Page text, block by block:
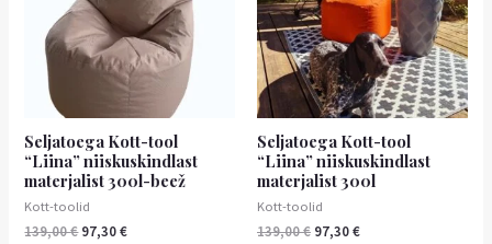
Seljatoega Kott-tool
“Liina” niiskuskindlast
materjalist 300l-beež
Kott-toolid
139,00€ 97,30€
Seljatoega Kott-tool
“Liina” niiskuskindlast
materjalist 300l
Kott-toolid
139,00€ 97,30€